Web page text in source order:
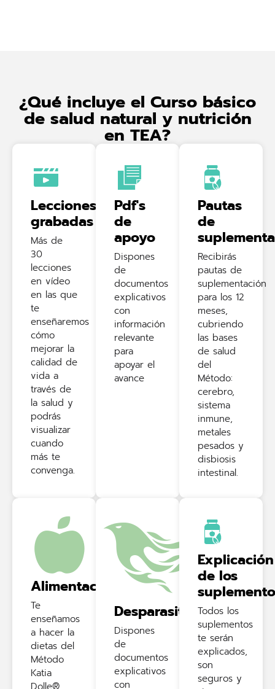
¿Qué incluye el Curso básico
de salud natural y nutrición
en TEA?
Lecciones
grabadas
Más de
30
lecciones
en vídeo
en las que
te
enseñaremos
cómo
mejorar la
calidad de
vida a
través de
la salud y
podrás
visualizar
cuando
más te
convenga.
Pdf's
de
apoyo
Dispones
de
documentos
explicativos
con
información
relevante
para
apoyar el
avance
Pautas
de
Recibirás
pautas de
suplementación
para los 12
meses,
cubriendo
las bases
de salud
del
Método:
cerebro,
sistema
inmune,
metales
pesados y
disbiosis
intestinal.
Alimentación
Te
enseñamos
a hacer la
dietas del
Método
Katia
Desparasitación
Dispones
de
documentos
explicativos
con
Explicación
de los
Todos los
suplementos
te serán
explicados,
son
seguros y